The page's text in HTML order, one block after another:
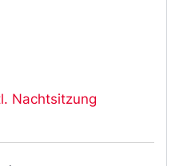
Nachtsitzung